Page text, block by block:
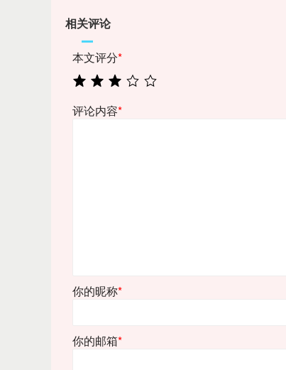
相关评论
本文评分*
评论内容*
你的昵称*
你的邮箱*